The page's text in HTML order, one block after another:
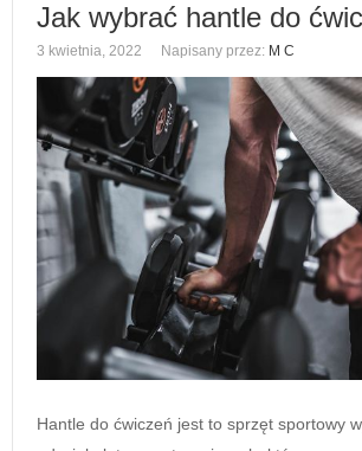
Jak wybrać hantle do
3 kwietnia, 2022 Napisany przez: M C
Hantle do ćwiczeń jest to sprzęt sportowy